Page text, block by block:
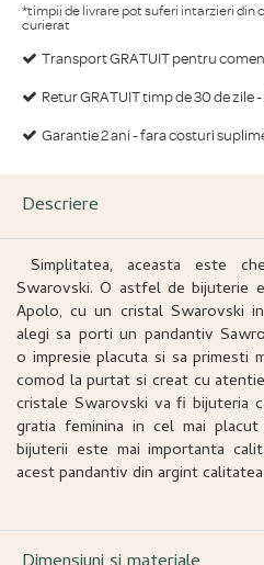
*timpii de livrare pot suferi intarzieri din
curierat
Transport GRATUIT pentru
Retur GRATUIT timp de 30 de zile -
Garantie 2 ani - fara costuri
Descriere
Simplitatea, aceasta este
Swarovski. O astfel de bijuterie
Apolo, cu un cristal Swarovski
alegi sa porti un pandantiv
o impresie placuta si sa primesti
comod la purtat si creat cu
cristale Swarovski va fi bijuteria
gratia feminina in cel mai
bijuterii este mai importanta
acest pandantiv din argint